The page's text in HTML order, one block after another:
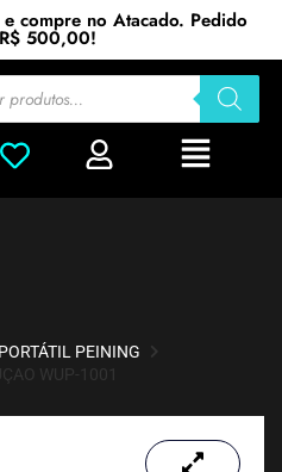
e compre no Atacado. Pedido
500,00!
PEINING
WUP-1001